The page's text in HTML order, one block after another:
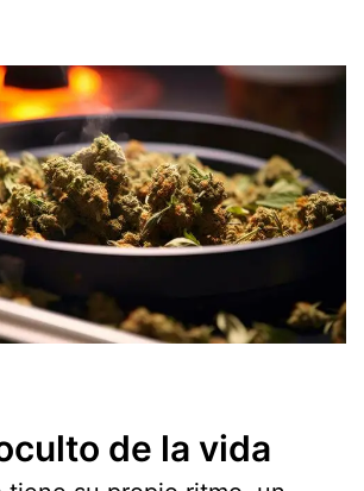
de la vida